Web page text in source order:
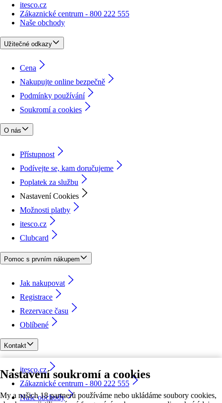
Nastavení soukromí a cookies
My a našich 18 partnerů používáme nebo ukládáme soubory cookies,
itesco.cz
Zákaznické centrum - 800 222 555
Naše obchody
Užitečné odkazy
Cena
Nakupujte online bezpečně
Podmínky používání
Soukromí a cookies
O nás
Přístupnost
Podívejte se, kam doručujeme
Poplatek za službu
Nastavení Cookies
Možnosti platby
itesco.cz
Clubcard
Pomoc s prvním nákupem
Jak nakupovat
Registrace
Rezervace času
Oblíbené
Kontakt
itesco.cz
Zákaznické centrum - 800 222 555
Naše obchody